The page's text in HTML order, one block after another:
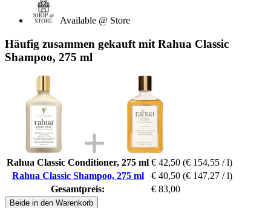
Available @ Store
Häufig zusammen gekauft mit Rahua Classic
Shampoo, 275 ml
Rahua Classic Conditioner, 275 ml € 42,50 (€ 154,55 / l)
Rahua Classic Shampoo, 275 ml
€ 40,50 (€ 147,27 / l)
Gesamtpreis:
€ 83,00
Beide in den Warenkorb